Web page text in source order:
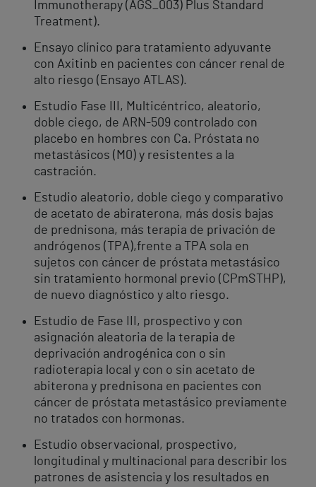
Immunotherapy (AGS_003) Plus Standard
Treatment).
Ensayo clínico para tratamiento adyuvante
con Axitinb en pacientes con cáncer renal de
alto riesgo (Ensayo ATLAS).
Estudio Fase III, Multicéntrico, aleatorio,
doble ciego, de ARN-509 controlado con
placebo en hombres con Ca. Próstata no
metastásicos (M0) y resistentes a la
castración.
Estudio aleatorio, doble ciego y comparativo
de acetato de abiraterona, más dosis bajas
de prednisona, más terapia de privación de
andrógenos (TPA),frente a TPA sola en
sujetos con cáncer de próstata metastásico
sin tratamiento hormonal previo (CPmSTHP),
de nuevo diagnóstico y alto riesgo.
Estudio de Fase III, prospectivo y con
asignación aleatoria de la terapia de
deprivación androgénica con o sin
radioterapia local y con o sin acetato de
abiterona y prednisona en pacientes con
cáncer de próstata metastásico previamente
no tratados con hormonas.
Estudio observacional, prospectivo,
longitudinal y multinacional para describir los
patrones de asistencia y los resultados en